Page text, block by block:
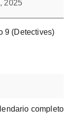
2025
9 (Detectives)
completo